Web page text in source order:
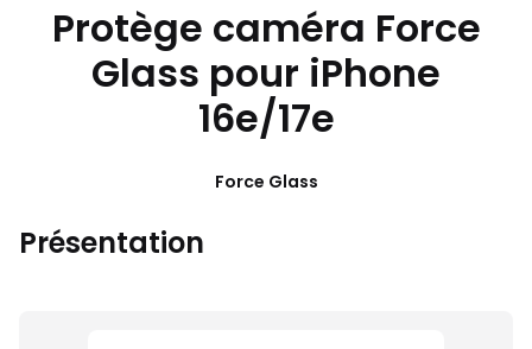
Protège caméra Force
Glass pour iPhone
16e/17e
Force Glass
Présentation